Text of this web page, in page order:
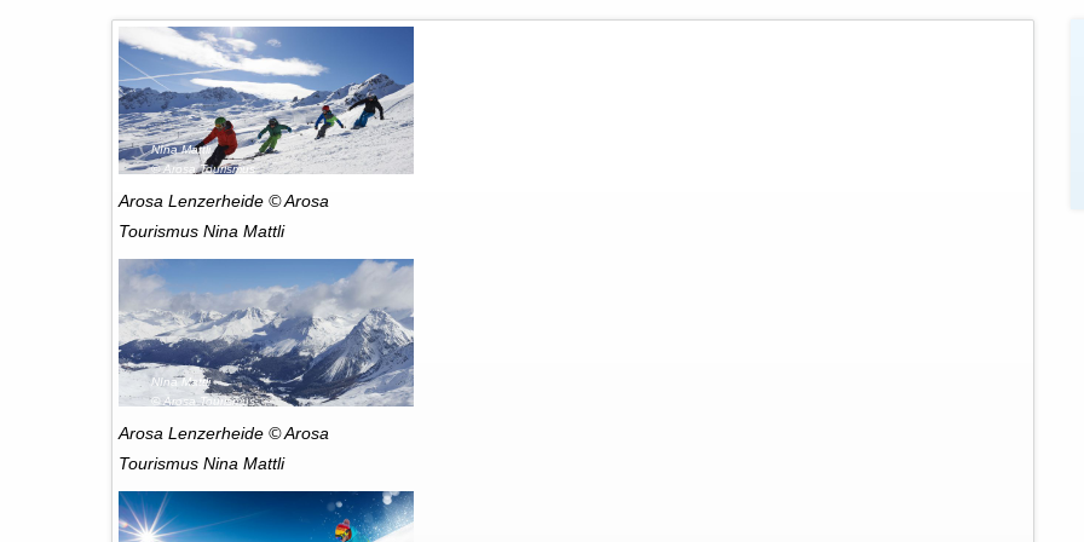
Arosa Lenzerheide © Arosa
Tourismus Nina Mattli
NIna Mattli
© Arosa Tourismus
Arosa Lenzerheide © Arosa
Tourismus Nina Mattli
NIna Mattli
© Arosa Tourismus
Rechtliches und AGB
Reiseversicherung